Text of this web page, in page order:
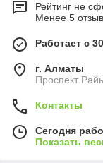
Рейтинг не
Менее 5
Работает с
г. Алматы
Проспект
Контакты
Сегодня
Показать